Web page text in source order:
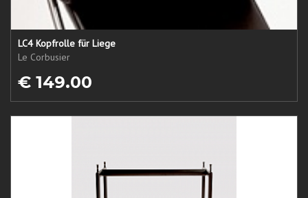
LC4 Kopfrolle für Liege
Le Corbusier
€ 149.00